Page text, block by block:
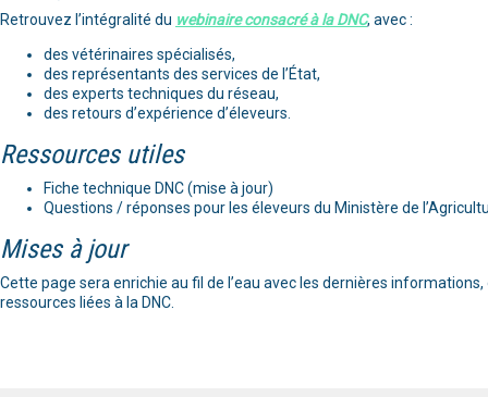
Retrouvez l’intégralité du webinaire consacré à la DNC, avec :
des vétérinaires spécialisés,
des représentants des services de l’État,
des experts techniques du réseau,
des retours d’expérience d’éleveurs.
Ressources utiles
Fiche technique DNC (mise à jour)
Questions / réponses pour les éleveurs du Ministère de
Mises à jour
Cette page sera enrichie au fil de l’eau avec les dernières
ressources liées à la DNC.